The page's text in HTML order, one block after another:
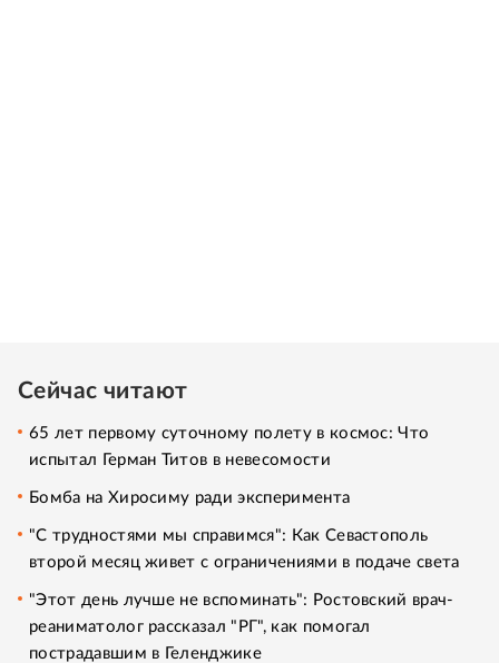
Сейчас читают
65 лет первому суточному полету в космос: Что
испытал Герман Титов в невесомости
Бомба на Хиросиму ради эксперимента
"С трудностями мы справимся": Как Севастополь
второй месяц живет с ограничениями в подаче света
"Этот день лучше не вспоминать": Ростовский врач-
реаниматолог рассказал "РГ", как помогал
пострадавшим в Геленджике